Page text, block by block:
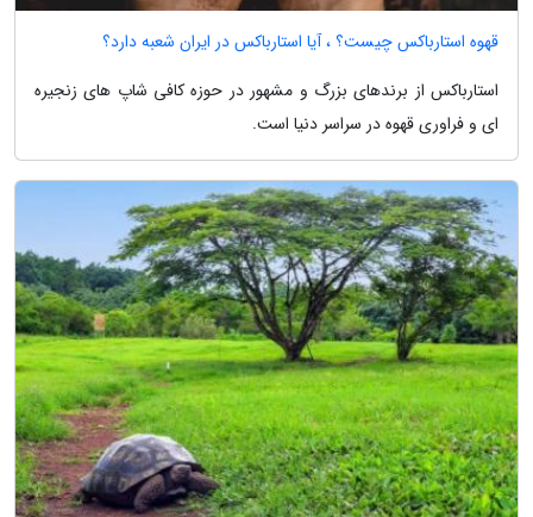
قهوه استارباکس چیست؟ ، آیا استارباکس در ایران شعبه دارد؟
استارباکس از برندهای بزرگ و مشهور در حوزه کافی شاپ های زنجیره
ای و فراوری قهوه در سراسر دنیا است.